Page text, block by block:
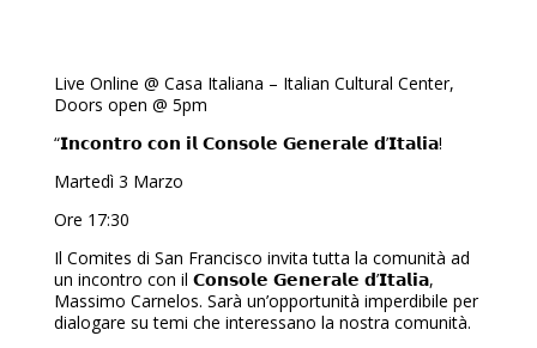
Live Online @ Casa Italiana – Italian Cultural Center,
Doors open @ 5pm
“𝗜𝗻𝗰𝗼𝗻𝘁𝗿𝗼 𝗰𝗼𝗻 𝗶𝗹 𝗖𝗼𝗻𝘀𝗼𝗹𝗲 𝗚𝗲𝗻𝗲𝗿𝗮𝗹𝗲 𝗱’𝗜𝘁𝗮𝗹𝗶𝗮!
Martedì 3 Marzo
Ore 17:30
Il Comites di San Francisco invita tutta la comunità ad
un incontro con il 𝗖𝗼𝗻𝘀𝗼𝗹𝗲 𝗚𝗲𝗻𝗲𝗿𝗮𝗹𝗲 𝗱’𝗜𝘁𝗮𝗹𝗶𝗮,
Massimo Carnelos. Sarà un’opportunità imperdibile per
dialogare su temi che interessano la nostra comunità.